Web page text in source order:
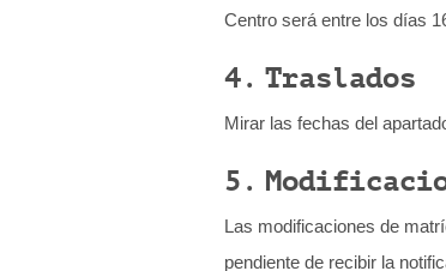
Centro será entre los días
4. Traslados
Mirar las fechas del
5.
Las modificaciones de
pendiente de recibir la